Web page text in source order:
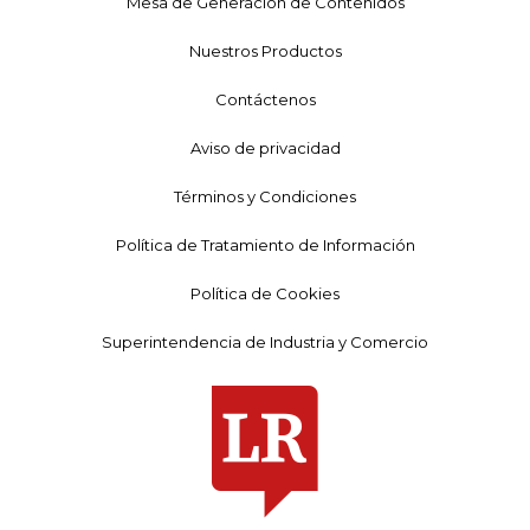
Nuestros Productos
Contáctenos
Aviso de privacidad
Términos y Condiciones
Política de Tratamiento de Información
Política de Cookies
Superintendencia de Industria y Comercio